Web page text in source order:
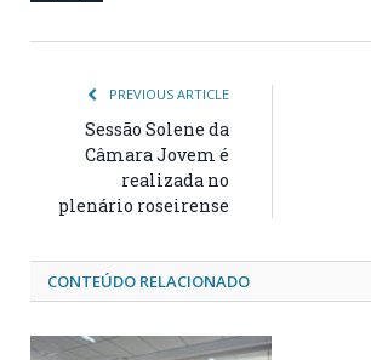
PREVIOUS ARTICLE
Sessão Solene da
Câmara Jovem é
realizada no
plenário roseirense
CONTEÚDO RELACIONADO